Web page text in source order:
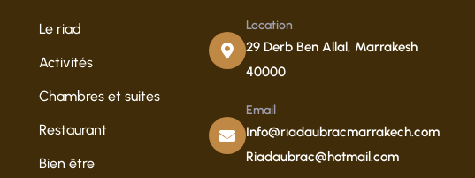
Le riad
Activités
Chambres et suites
Restaurant
Bien être
Location
29 Derb Ben Allal, Marrakesh
40000
Email
Info@riadaubracmarrakech.com
Riadaubrac@hotmail.com